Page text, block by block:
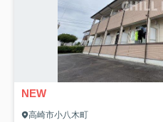
NEW
高崎市小八木町